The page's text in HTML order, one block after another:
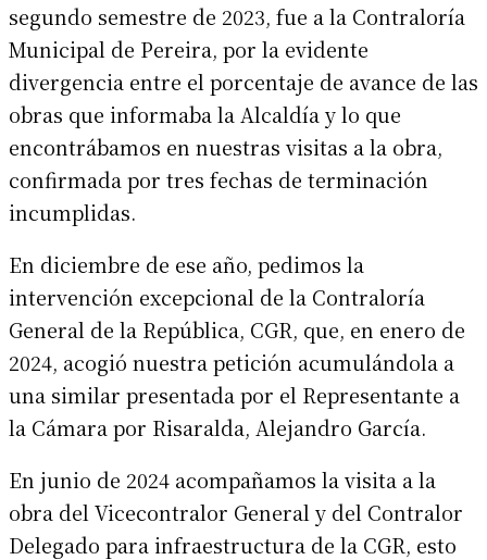
segundo semestre de 2023, fue a la Contraloría
Municipal de Pereira, por la evidente
divergencia entre el porcentaje de avance de las
obras que informaba la Alcaldía y lo que
encontrábamos en nuestras visitas a la obra,
confirmada por tres fechas de terminación
incumplidas.
En diciembre de ese año, pedimos la
intervención excepcional de la Contraloría
General de la República, CGR, que, en enero de
2024, acogió nuestra petición acumulándola a
una similar presentada por el Representante a
la Cámara por Risaralda, Alejandro García.
En junio de 2024 acompañamos la visita a la
obra del Vicecontralor General y del Contralor
Delegado para infraestructura de la CGR, esto